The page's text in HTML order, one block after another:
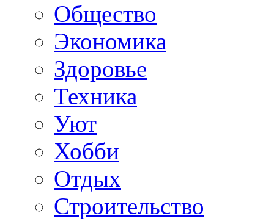
Общество
Экономика
Здоровье
Техника
Уют
Хобби
Отдых
Строительство